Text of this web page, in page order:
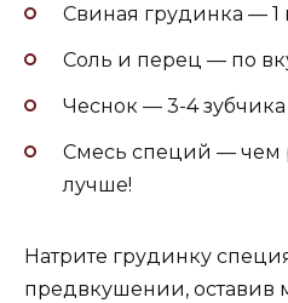
Свиная грудинка — 1
Соль и перец — по
Чеснок — 3-4 зубчика
Смесь специй — чем
лучше!
Натрите грудинку
предвкушении, оставив